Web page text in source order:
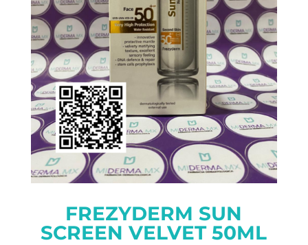
FREZYDERM SUN
SCREEN VELVET 50ML